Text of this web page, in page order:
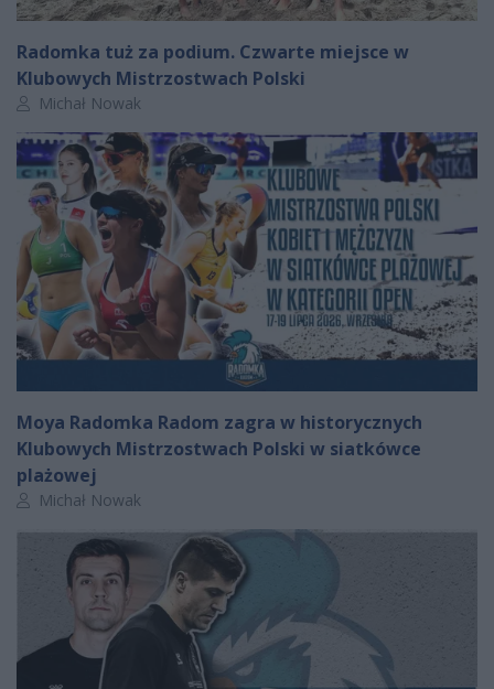
Radomka tuż za podium. Czwarte miejsce w
Klubowych Mistrzostwach Polski
Autor artykułu:
Michał Nowak
Moya Radomka Radom zagra w historycznych
Klubowych Mistrzostwach Polski w siatkówce
plażowej
Autor artykułu:
Michał Nowak